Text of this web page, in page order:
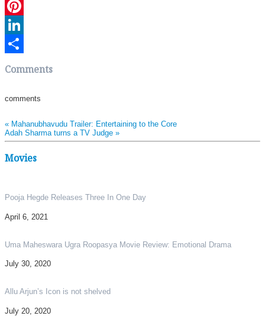
Tumblr
Pinterest
LinkedIn
Comments
comments
« Mahanubhavudu Trailer: Entertaining to the Core
Adah Sharma turns a TV Judge »
Movies
Pooja Hegde Releases Three In One Day
April 6, 2021
Uma Maheswara Ugra Roopasya Movie Review: Emotional Drama
July 30, 2020
Allu Arjun’s Icon is not shelved
July 20, 2020